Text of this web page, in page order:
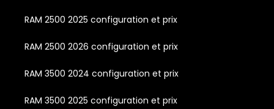
RAM 2500 2025 configuration et prix
RAM 2500 2026 configuration et prix
RAM 3500 2024 configuration et prix
RAM 3500 2025 configuration et prix